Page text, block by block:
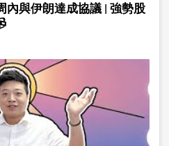
內與伊朗達成協議 | 強勢股